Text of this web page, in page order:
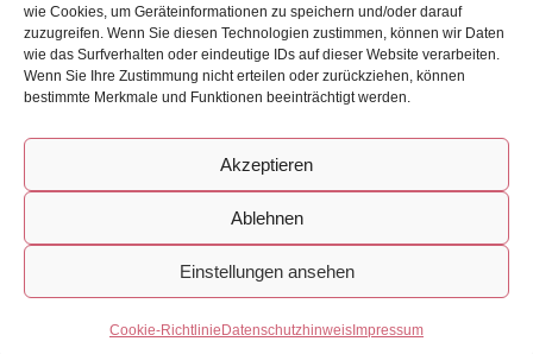
wie Cookies, um Geräteinformationen zu speichern und/oder darauf
zuzugreifen. Wenn Sie diesen Technologien zustimmen, können wir Daten
wie das Surfverhalten oder eindeutige IDs auf dieser Website verarbeiten.
Wenn Sie Ihre Zustimmung nicht erteilen oder zurückziehen, können
bestimmte Merkmale und Funktionen beeinträchtigt werden.
Akzeptieren
Ablehnen
Einstellungen ansehen
Cookie-Richtlinie Datenschutzhinweis Impressum
WEITERE INFOS
Impressum-Datenschutz-Cookies